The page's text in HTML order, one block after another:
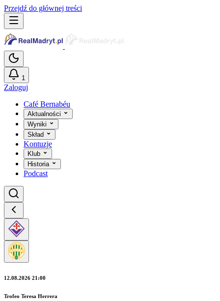
Przejdź do głównej treści
1
Zaloguj
Café Bernabéu
Aktualności
Wyniki
Skład
Kontuzje
Klub
Historia
Podcast
12.08.2026 21:00
Trofeo Teresa Herrera